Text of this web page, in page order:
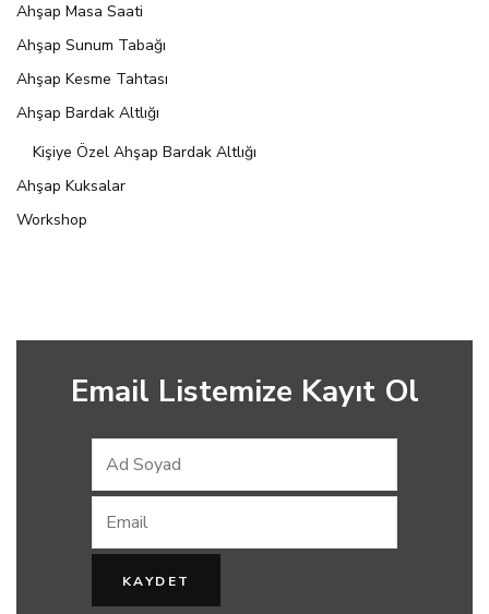
Ahşap Masa Saati
Ahşap Sunum Tabağı
Ahşap Kesme Tahtası
Ahşap Bardak Altlığı
Kişiye Özel Ahşap Bardak Altlığı
Ahşap Kuksalar
Workshop
Email Listemize Kayıt Ol